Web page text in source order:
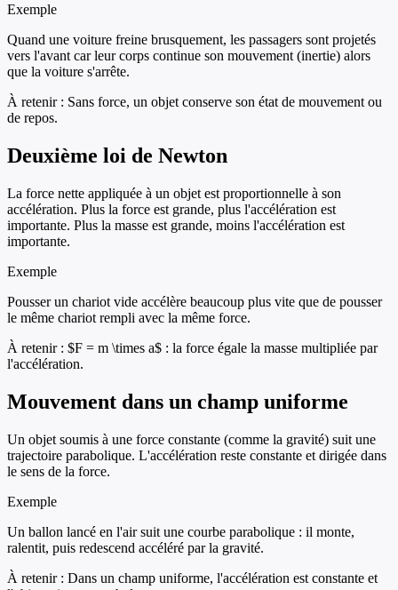
Exemple
Quand une voiture freine brusquement, les passagers sont projetés
vers l'avant car leur corps continue son mouvement (inertie) alors
que la voiture s'arrête.
À retenir : Sans force, un objet conserve son état de mouvement ou
de repos.
Deuxième loi de Newton
La force nette appliquée à un objet est proportionnelle à son
accélération. Plus la force est grande, plus l'accélération est
importante. Plus la masse est grande, moins l'accélération est
importante.
Exemple
Pousser un chariot vide accélère beaucoup plus vite que de pousser
le même chariot rempli avec la même force.
À retenir : $F = m \times a$ : la force égale la masse multipliée par
l'accélération.
Mouvement dans un champ uniforme
Un objet soumis à une force constante (comme la gravité) suit une
trajectoire parabolique. L'accélération reste constante et dirigée dans
le sens de la force.
Exemple
Un ballon lancé en l'air suit une courbe parabolique : il monte,
ralentit, puis redescend accéléré par la gravité.
À retenir : Dans un champ uniforme, l'accélération est constante et